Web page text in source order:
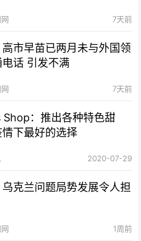
7天前
高市早苗已两月未与外国领
电话 引发不满
7天前
Shop：推出各种特色甜
情下最好的选择
2020-07-29
乌克兰问题局势发展令人担
1周前